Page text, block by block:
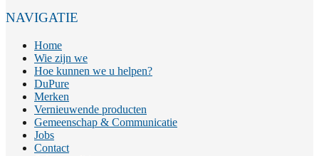
NAVIGATIE
Home
Wie zijn we
Hoe kunnen we u helpen?
DuPure
Merken
Vernieuwende producten
Gemeenschap & Communicatie
Jobs
Contact